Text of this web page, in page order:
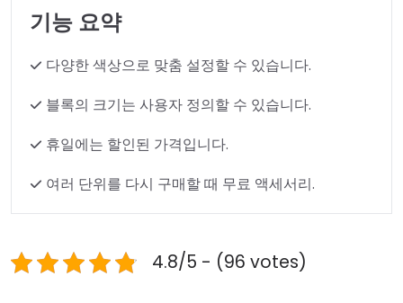
기능 요약
다양한 색상으로 맞춤 설정할 수 있습니다.
블록의 크기는 사용자 정의할 수 있습니다.
휴일에는 할인된 가격입니다.
여러 단위를 다시 구매할 때 무료 액세서리.
4.8/5 - (96 votes)